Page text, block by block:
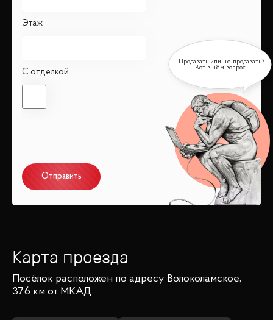
Этаж
С отделкой
Отправить
Карта проезда
Посёлок расположен по адресу Волоколамское,
37.6 км от МКАД